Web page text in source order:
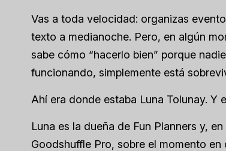
Vas a toda velocidad: organizas
texto a medianoche. Pero, en algún
sabe cómo “hacerlo bien” porque
funcionando, simplemente está
Ahí era donde estaba Luna Tolunay. Y
Luna es la dueña de Fun Planners y,
Goodshuffle Pro, sobre el momento